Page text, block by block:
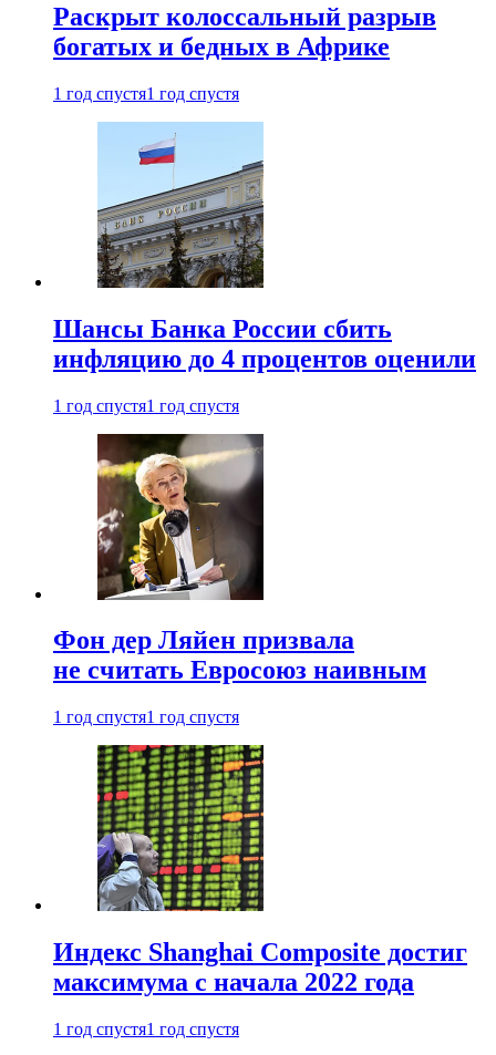
Раскрыт колоссальный разрыв
богатых и бедных в Африке
1 год спустя1 год спустя
Шансы Банка России сбить
инфляцию до 4 процентов оценили
1 год спустя1 год спустя
Фон дер Ляйен призвала
не считать Евросоюз наивным
1 год спустя1 год спустя
Индекс Shanghai Composite достиг
максимума с начала 2022 года
1 год спустя1 год спустя